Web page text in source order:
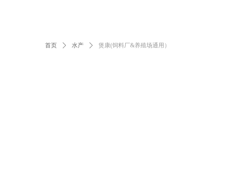
首页 ꄲ 水产 ꄲ 煲康(饲料厂&养殖场通用）